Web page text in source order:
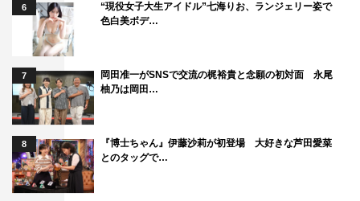
6
“現役女子大生アイドル”七海りお、ランジェリー姿で
色白美ボデ…
7
岡田准一がSNSで交流の梶裕貴と念願の初対面 永尾
柚乃は岡田…
8
『博士ちゃん』伊藤沙莉が初登場 大好きな芦田愛菜
とのタッグで…